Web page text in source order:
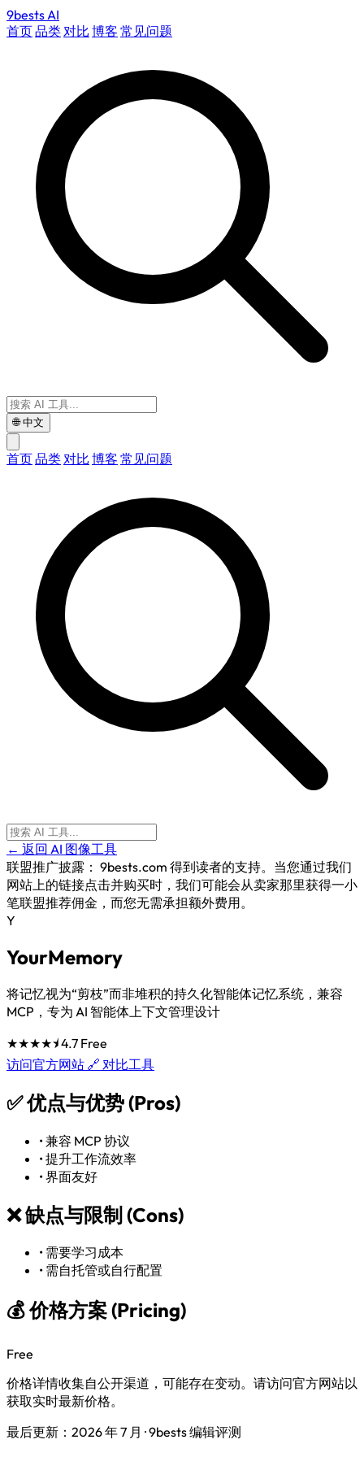
9bestsAI
首页品类对比 博客 常见问题
🌐中文
首页品类对比 博客 常见问题
← 返回 AI 图像工具
联盟推广披露： 9bests.com 得到读者的支持。当您通过我们
网站上的链接点击并购买时，我们可能会从卖家那里获得一小
笔联盟推荐佣金，而您无需承担额外费用。
Y
YourMemory
将记忆视为“剪枝”而非堆积的持久化智能体记忆系统，兼容
MCP，专为 AI 智能体上下文管理设计
★★★★⯨4.7 Free
访问官方网站 🔗 对比工具
✅优点与优势 (Pros)
•兼容 MCP 协议
•提升工作流效率
•界面友好
❌缺点与限制 (Cons)
• 需要学习成本
• 需自托管或自行配置
💰 价格方案 (Pricing)
Free
价格详情收集自公开渠道，可能存在变动。请访问官方网站以
获取实时最新价格。
最后更新：2026 年 7 月 · 9bests 编辑评测